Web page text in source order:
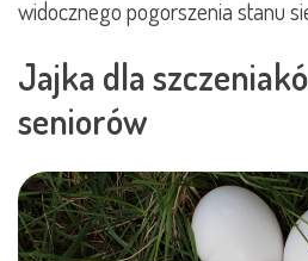
widocznego pogorszenia stanu
Jajka dla
seniorów